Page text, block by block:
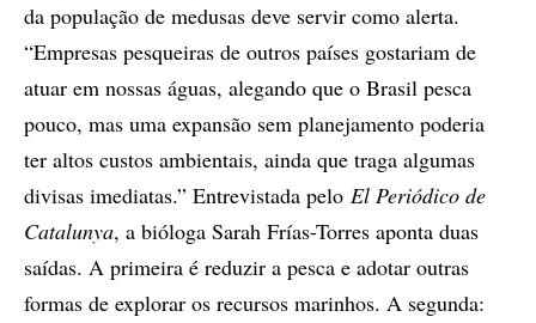
da população de medusas deve servir como alerta.
“Empresas pesqueiras de outros países gostariam de
atuar em nossas águas, alegando que o Brasil pesca
pouco, mas uma expansão sem planejamento poderia
ter altos custos ambientais, ainda que traga algumas
divisas imediatas.” Entrevistada pelo El Periódico de
Catalunya, a bióloga Sarah Frías-Torres aponta duas
saídas. A primeira é reduzir a pesca e adotar outras
formas de explorar os recursos marinhos. A segunda: